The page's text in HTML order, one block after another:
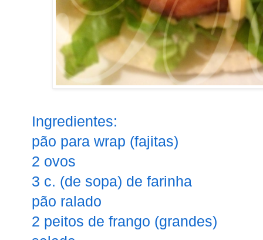
Ingredientes:
pão para wrap (fajitas)
2 ovos
3 c. (de sopa) de farinha
pão ralado
2 peitos de frango (grandes)